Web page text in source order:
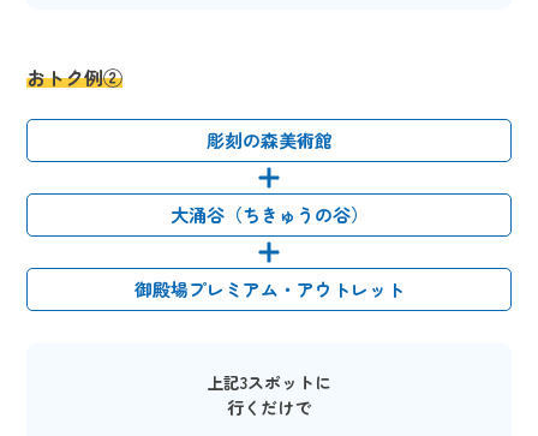
おトク例②
彫刻の森美術館
大涌谷（ちきゅうの谷）
御殿場プレミアム・アウトレット
上記3スポットに
行くだけで